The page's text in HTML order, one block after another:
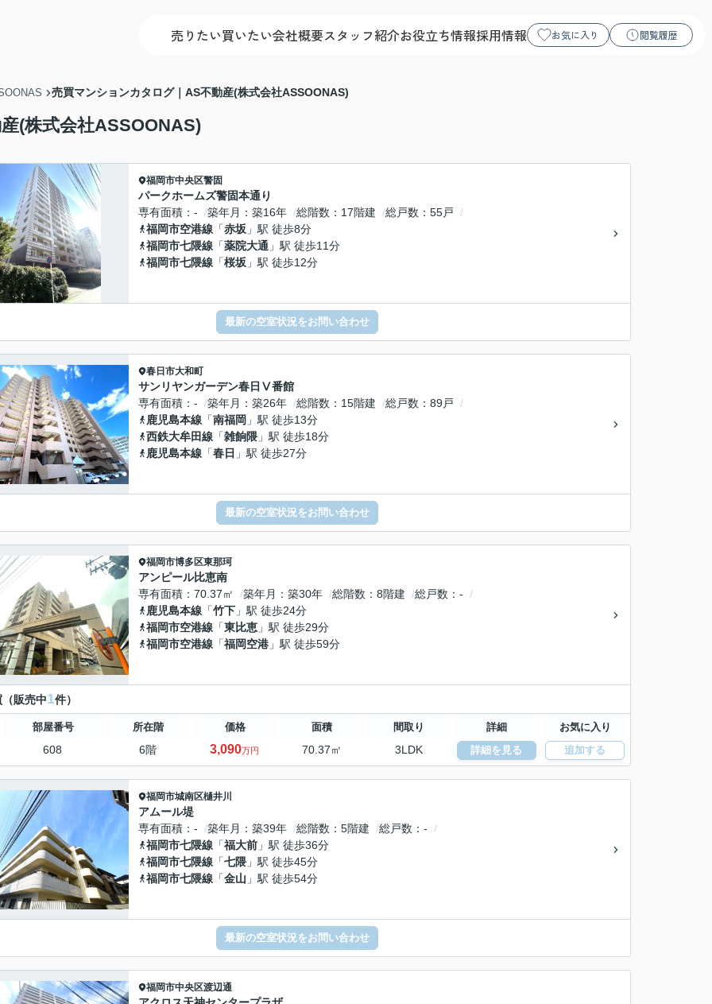
売りたい買いたい会社概要スタッフ紹介お役立ち情報採用情報 お気に入り 閲覧履歴
売買マンションカタログ｜AS不動産(株式会社ASSOONAS)
(株式会社ASSOONAS)
福岡市中央区警固
パークホームズ警固本通り
専有面積
- 築年月 築16年 総階数 17階建 総戸数
55戸
福岡市空港線 「赤坂 」駅 徒歩8分
福岡市七隈線 「薬院大通 」駅 徒歩11分
福岡市七隈線 「桜坂 」駅 徒歩12分
最新の空室状況をお問い合わせ
春日市大和町
サンリヤンガーデン春日Ⅴ番館
専有面積
- 築年月 築26年 総階数 15階建 総戸数
89戸
鹿児島本線 「南福岡 」駅 徒歩13分
西鉄大牟田線 「雑餉隈 」駅 徒歩18分
鹿児島本線 「春日 」駅 徒歩27分
最新の空室状況をお問い合わせ
福岡市博多区東那珂
アンピール比恵南
専有面積
70.37㎡ 築年月 築30年 総階数 8階建 総戸数
-
鹿児島本線 「竹下 」駅 徒歩24分
福岡市空港線 「東比恵 」駅 徒歩29分
福岡市空港線 「福岡空港 」駅 徒歩59分
販売中1件）
部屋番号 所在階 価格 面積 間取り 詳細 お気に入り
608 6階 3,090万円 70.37㎡ 3LDK 詳細を見る 追加する
福岡市城南区樋井川
アムール堤
専有面積
- 築年月 築39年 総階数 5階建 総戸数
-
福岡市七隈線 「福大前 」駅 徒歩36分
福岡市七隈線 「七隈 」駅 徒歩45分
福岡市七隈線 「金山 」駅 徒歩54分
最新の空室状況をお問い合わせ
福岡市中央区渡辺通